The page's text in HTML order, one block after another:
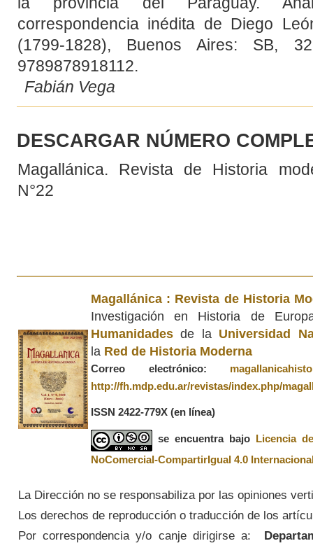
correspondencia inédita de Diego
(1799-1828), Buenos Aires: SB,
9789878918112.
Fabián Vega
DESCARGAR NÚMERO
Magallánica. Revista de Historia
N°22
Magallánica : Revista de Historia
Investigación en Historia de
Humanidadesde la Universidad
la Red de Historia Moderna
Correo electrónico:
http://fh.mdp.edu.ar/revistas/index.php/
ISSN 2422-779X (en línea)
se encuentra bajo
Licencia
NoComercial-CompartirIgual 4.0
La Dirección no se responsabiliza por las opiniones
Los derechos de reproducción o traducción de los
Por correspondencia y/o canje dirigirse a: